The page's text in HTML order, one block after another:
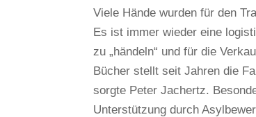
Viele Hände wurden für den
Es ist immer wieder eine
zu „händeln“ und für die
Bücher stellt seit Jahren die
sorgte Peter Jachertz.
Unterstützung durch